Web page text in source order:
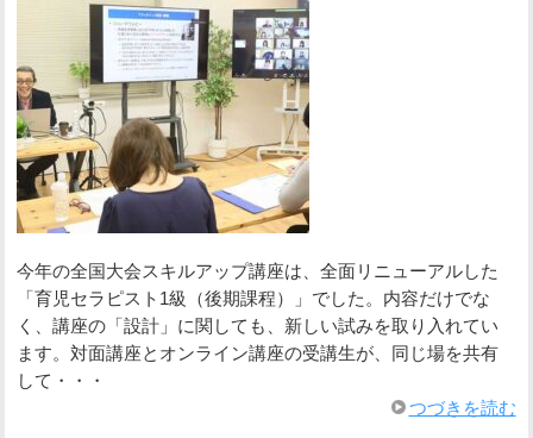
今年の全国大会スキルアップ講座は、全面リニューアルした
「育児セラピスト1級（後期課程）」でした。内容だけでな
く、講座の「設計」に関しても、新しい試みを取り入れてい
ます。対面講座とオンライン講座の受講生が、同じ場を共有
して・・・
つづきを読む